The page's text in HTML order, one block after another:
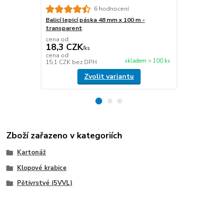
6 hodnocení
Balicí lepicí páska 48 mm x 100 m -
transparent
cena od
18,3 CZK/ks
cena od
15,1 CZK bez DPH skladem > 100 ks
Zvolit variantu
Zboží zařazeno v kategoriích
Kartonáž
Klopové krabice
Pětivrstvé (5VVL)